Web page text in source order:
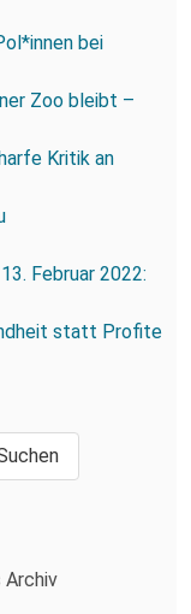
bei
Zoo bleibt –
Kritik an
Februar 2022:
statt Profite
Archiv